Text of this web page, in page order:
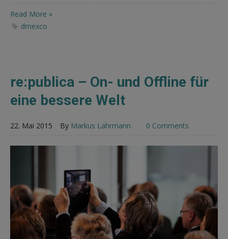
Read More »
dmexco
re:publica – On- und Offline für
eine bessere Welt
22. Mai 2015 By Markus Lahrmann 0 Comments